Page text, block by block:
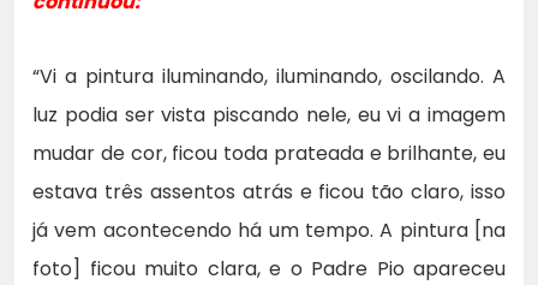
“Vi a pintura iluminando, iluminando, oscilando. A
luz podia ser vista piscando nele, eu vi a imagem
mudar de cor, ficou toda prateada e brilhante, eu
estava três assentos atrás e ficou tão claro, isso
já vem acontecendo há um tempo. A pintura [na
foto] ficou muito clara, e o Padre Pio apareceu